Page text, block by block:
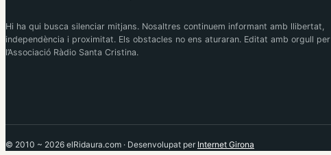
Hi ha qui busca silenciar mitjans. Nosaltres continuem informant amb llibertat,
independència i proximitat. Els obstacles no ens aturaran. Editat amb orgull per
l’Associació Ràdio Santa Cristina.
© 2010 ~ 2026 elRidaura.com · Desenvolupat per Internet Girona